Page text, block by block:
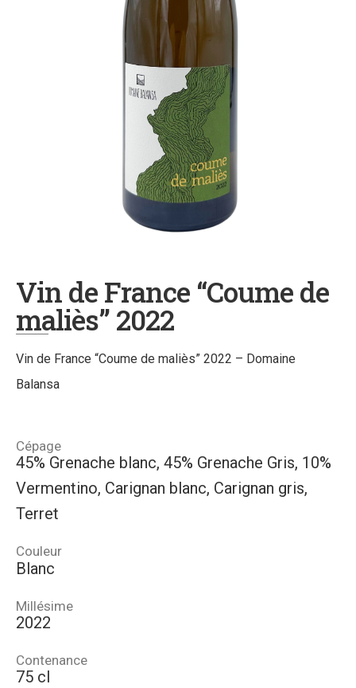
Vin de France “Coume de
maliès” 2022
Vin de France “Coume de maliès” 2022 – Domaine
Balansa
Cépage
45% Grenache blanc, 45% Grenache Gris, 10%
Vermentino, Carignan blanc, Carignan gris,
Terret
Couleur
Blanc
Millésime
2022
Contenance
75 cl